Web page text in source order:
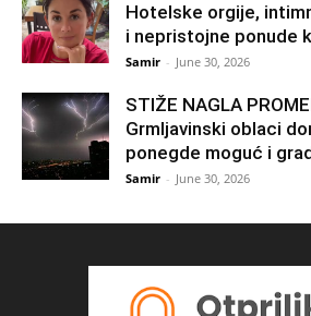
Hotelske orgije,
i nepristojne ponude
Samir - June 30, 2026
STIŽE NAGLA
Grmljavinski oblaci
ponegde moguć i
Samir - June 30, 2026